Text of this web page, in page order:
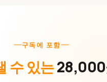
구독에 포함
수 있는